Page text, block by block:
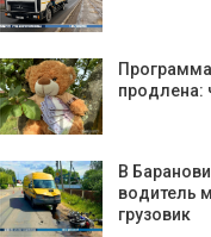
продлена:
В
водитель
грузовик